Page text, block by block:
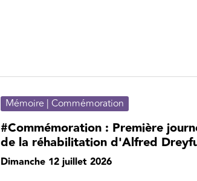
Mémoire | Commémoration
#Commémoration : Première
de la réhabilitation d'Alfred
Dimanche 12 juillet 2026